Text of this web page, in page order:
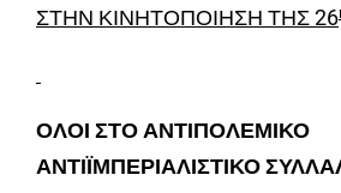
ΣΤΗΝ ΚΙΝΗΤΟΠΟΙΗΣΗ ΤΗΣ 26
ΟΛΟΙ ΣΤΟ ΑΝΤΙΠΟΛΕΜΙΚΟ
ΑΝΤΙΪΜΠΕΡΙΑΛΙΣΤΙΚΟ